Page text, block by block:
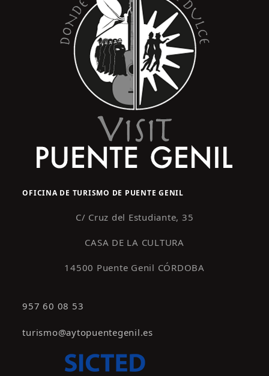
OFICINA DE TURISMO DE PUENTE GENIL
C/ Cruz del Estudiante, 35
CASA DE LA CULTURA
14500 Puente Genil CÓRDOBA
957 60 08 53
turismo@aytopuentegenil.es